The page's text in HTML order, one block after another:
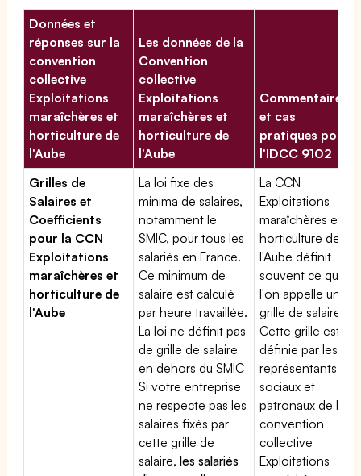
Données et
réponses sur la
convention
collective
Exploitations
maraîchères et
horticulture de
l'Aube
Les données de la
Convention
collective
Exploitations
maraîchères et
horticulture de
l'Aube
Commentaires
et cas
pratiques pour
l'IDCC 9102
Grilles de
Salaires et
Coefficients
pour la CCN
Exploitations
maraîchères et
horticulture de
l'Aube
La loi fixe des
minima de salaires,
notamment le
SMIC, pour tous les
salariés en France.
Ce minimum de
salaire est calculé
par heure travaillée.
La loi ne définit pas
de grille de salaire
en dehors du SMIC
Si votre entreprise
ne respecte pas les
salaires fixés par
cette grille de
salaire,les salariés
La CCN
Exploitations
maraîchères et
horticulture de
l'Aube définit
souvent ce que
l'on appelle une
grille de salaires.
Cette grille est
définie par les
représentants
sociaux et
patronaux de la
convention
collective
Exploitations